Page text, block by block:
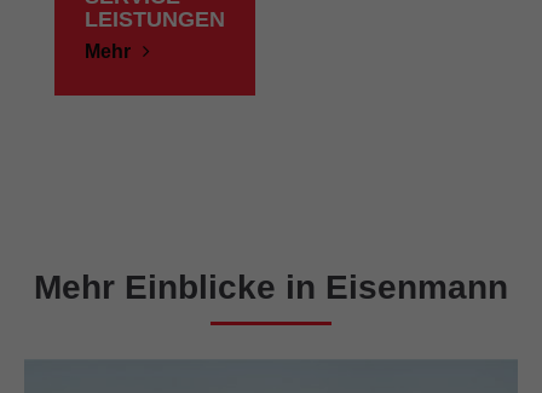
LEISTUNGEN
Mehr
Mehr Einblicke in Eisenmann